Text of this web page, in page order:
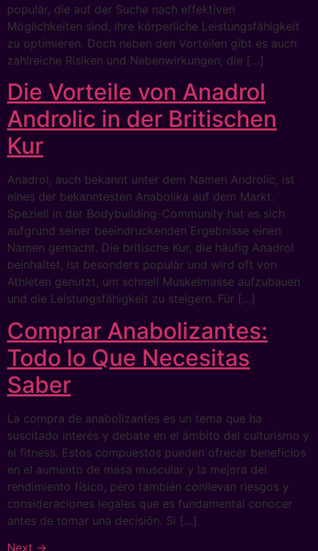
populär, die auf der Suche nach effektiven
Möglichkeiten sind, ihre körperliche Leistungsfähigkeit
zu optimieren. Doch neben den Vorteilen gibt es auch
zahlreiche Risiken und Nebenwirkungen, die […]
Die Vorteile von Anadrol
Androlic in der Britischen
Kur
Anadrol, auch bekannt unter dem Namen Androlic, ist
eines der bekanntesten Anabolika auf dem Markt.
Speziell in der Bodybuilding-Community hat es sich
aufgrund seiner beeindruckenden Ergebnisse einen
Namen gemacht. Die britische Kur, die häufig Anadrol
beinhaltet, ist besonders populär und wird oft von
Athleten genutzt, um schnell Muskelmasse aufzubauen
und die Leistungsfähigkeit zu steigern. Für […]
Comprar Anabolizantes:
Todo lo Que Necesitas
Saber
La compra de anabolizantes es un tema que ha
suscitado interés y debate en el ámbito del culturismo y
el fitness. Estos compuestos pueden ofrecer beneficios
en el aumento de masa muscular y la mejora del
rendimiento físico, pero también conllevan riesgos y
consideraciones legales que es fundamental conocer
antes de tomar una decisión. Si […]
Next →